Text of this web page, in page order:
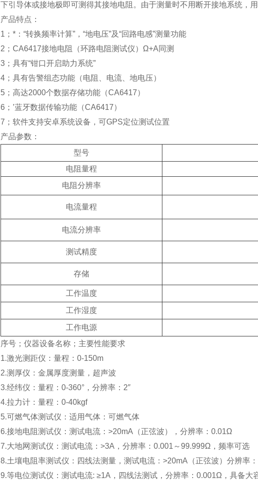
下引导体或接地极即可测得其接地电阻。由于测量时不用断开接地系统，
产品特点：
1；*：“转换频率计算”，“地电压”及“回路电感”测量功能
2；CA6417接地电阻（环路电阻测试仪）Ω+A同测
3；具有“钳口开启助力系统”
4；具有告警组态功能（电阻、电流、地电压）
5；高达2000个数据存储功能（CA6417）
6；’蓝牙数据传输功能（CA6417）
7；软件支持安卓系统设备，可GPS定位测试位置
产品参数：
型号
电阻量程
电阻分辨率
电流量程
电流分辨率
测试精度
存储
工作温度
工作湿度
工作电源
序号；仪器设备名称；主要性能要求
1.激光测距仪：量程：0-150m
2.测厚仪：金属厚度测量，超声波
3.经纬仪：量程：0-360°，分辨率：2″
4.拉力计：量程：0-40kgf
5.可燃气体测试仪：适用气体：可燃气体
6.接地电阻测试仪：测试电流：>20mA（正弦波），分辨率：0.01Ω
7.大地网测试仪：测试电流：>3A，分辨率：0.001～99.999Ω，频率可选
8.土壤电阻率测试仪：四线法测量，测试电流：>20mA（正弦波）分辨率
9.等电位测试仪：测试电流: ≥1A，四线法测试，分辨率：0.001Ω，具备大